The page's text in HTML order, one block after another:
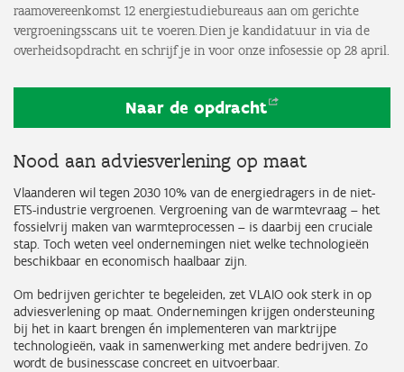
raamovereenkomst 12 energiestudiebureaus aan om gerichte
vergroeningsscans uit te voeren. Dien je kandidatuur in via de
overheidsopdracht en schrijf je in voor onze infosessie op 28 april.
Naar de opdracht
Nood aan adviesverlening op maat
Vlaanderen wil tegen 2030 10% van de energiedragers in de niet-
ETS-industrie vergroenen. Vergroening van de warmtevraag – het
fossielvrij maken van warmteprocessen – is daarbij een cruciale
stap. Toch weten veel ondernemingen niet welke technologieën
beschikbaar en economisch haalbaar zijn.
Om bedrijven gerichter te begeleiden, zet VLAIO ook sterk in op
adviesverlening op maat. Ondernemingen krijgen ondersteuning
bij het in kaart brengen én implementeren van marktrijpe
technologieën, vaak in samenwerking met andere bedrijven. Zo
wordt de businesscase concreet en uitvoerbaar.